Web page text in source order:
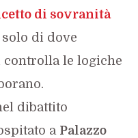
di sovranità
di dove
le logiche
dibattito
a Palazzo